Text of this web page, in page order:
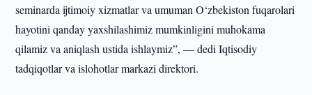
seminarda ijtimoiy xizmatlar va umuman O‘zbekiston fuqarolari
hayotini qanday yaxshilashimiz mumkinligini muhokama
qilamiz va aniqlash ustida ishlaymiz”, — dedi Iqtisodiy
tadqiqotlar va islohotlar markazi direktori.